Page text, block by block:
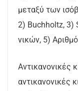
μεταξύ των
2) Buchholtz, 3)
νικών, 5)
Αντικανονικές
αντικανονικές